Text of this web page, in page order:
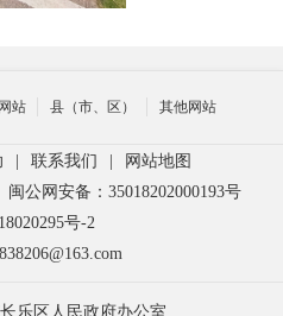
站 县（市、区） 其他网站
联系我们
网站地图
闽公网安备：35018202000193号
号-2
乐区人民政府办公室